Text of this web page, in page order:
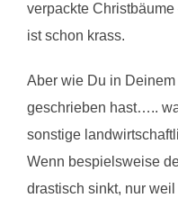
verpackte
ist schon krass.
Aber wie Du in
geschrieben hast…..
sonstige
Wenn bespielsweise
drastisch sinkt, nur